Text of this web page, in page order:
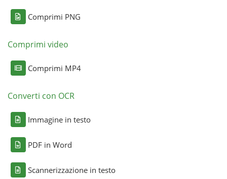
Comprimi PNG
Comprimi video
Comprimi MP4
Converti con OCR
Immagine in testo
PDF in Word
Scannerizzazione in testo